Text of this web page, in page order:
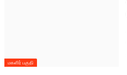
மகளிர் பகுதி